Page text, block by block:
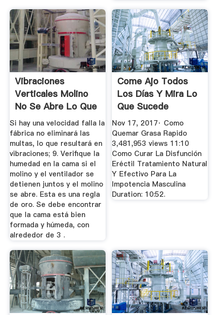
Vibraciones
Verticales Molino
No Se Abre Lo Que
Es La Razon
Si hay una velocidad falla la
fábrica no eliminará las
multas, lo que resultará en
vibraciones; 9. Verifique la
humedad en la cama si el
molino y el ventilador se
detienen juntos y el molino
se abre. Esta es una regla
de oro. Se debe encontrar
que la cama está bien
formada y húmeda, con
alrededor de 3 .
Come Ajo Todos
Los Días Y Mira Lo
Que Sucede
YouTube
Nov 17, 2017· Como
Quemar Grasa Rapido
3,481,953 views 11:10
Como Curar La Disfunción
Eréctil Tratamiento Natural
Y Efectivo Para La
Impotencia Masculina
Duration: 10:52.